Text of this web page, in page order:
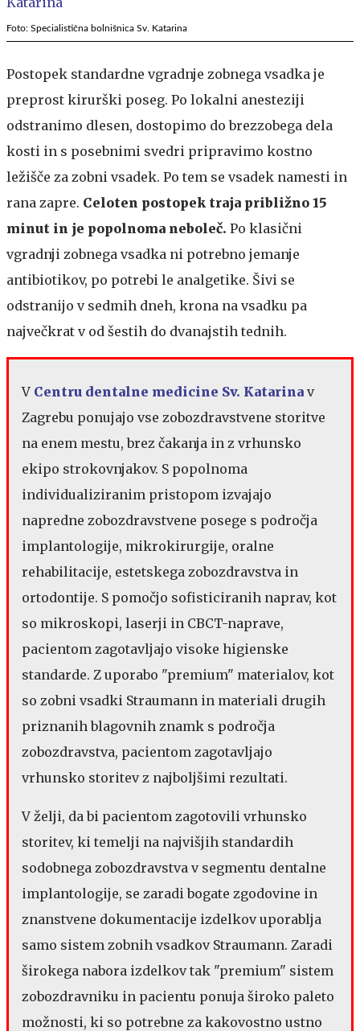
Foto: Specialistična bolnišnica Sv. Katarina
Postopek standardne vgradnje zobnega vsadka je
preprost kirurški poseg. Po lokalni anesteziji
odstranimo dlesen, dostopimo do brezzobega dela
kosti in s posebnimi svedri pripravimo kostno
ležišče za zobni vsadek. Po tem se vsadek namesti in
rana zapre. Celoten postopek traja približno 15
minut in je popolnoma neboleč. Po klasični
vgradnji zobnega vsadka ni potrebno jemanje
antibiotikov, po potrebi le analgetike. Šivi se
odstranijo v sedmih dneh, krona na vsadku pa
največkrat v od šestih do dvanajstih tednih.
V Centru dentalne medicine Sv. Katarina v
Zagrebu ponujajo vse zobozdravstvene storitve
na enem mestu, brez čakanja in z vrhunsko
ekipo strokovnjakov. S popolnoma
individualiziranim pristopom izvajajo
napredne zobozdravstvene posege s področja
implantologije, mikrokirurgije, oralne
rehabilitacije, estetskega zobozdravstva in
ortodontije. S pomočjo sofisticiranih naprav, kot
so mikroskopi, laserji in CBCT-naprave,
pacientom zagotavljajo visoke higienske
standarde. Z uporabo "premium" materialov, kot
so zobni vsadki Straumann in materiali drugih
priznanih blagovnih znamk s področja
zobozdravstva, pacientom zagotavljajo
vrhunsko storitev z najboljšimi rezultati.
V želji, da bi pacientom zagotovili vrhunsko
storitev, ki temelji na najvišjih standardih
sodobnega zobozdravstva v segmentu dentalne
implantologije, se zaradi bogate zgodovine in
znanstvene dokumentacije izdelkov uporablja
samo sistem zobnih vsadkov Straumann. Zaradi
širokega nabora izdelkov tak "premium" sistem
zobozdravniku in pacientu ponuja široko paleto
možnosti, ki so potrebne za kakovostno ustno